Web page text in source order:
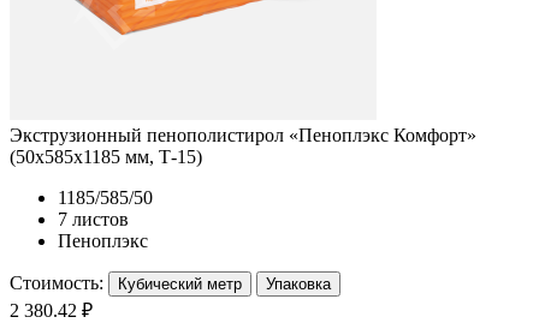
Экструзионный пенополистирол «Пеноплэкс Комфорт»
(50х585х1185 мм, Т-15)
1185/585/50
7 листов
Пеноплэкс
Стоимость: Кубический метр Упаковка
2 380.42 ₽